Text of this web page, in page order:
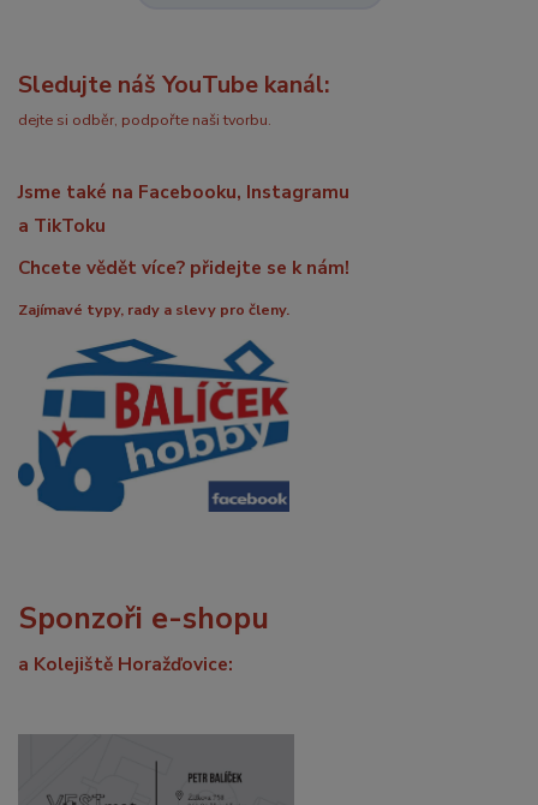
Sledujte náš YouTube kanál:
dejte si odběr, podpořte naši tvorbu.
Jsme také na Facebooku, Instagramu
a TikToku
Chcete vědět více? přidejte se k nám!
Zajímavé typy, rady a slevy pro členy.
Sponzoři e-shopu
a Kolejiště Horažďovice: